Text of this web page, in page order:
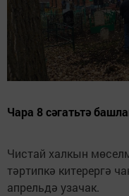
Чара 8 сәгатьтә
Чистай халкын
тәртипкә китерергә
апрельдә узачак.